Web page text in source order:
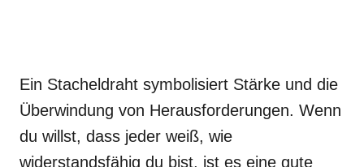
Ein Stacheldraht symbolisiert Stärke und die
Überwindung von Herausforderungen. Wenn
du willst, dass jeder weiß, wie
widerstandsfähig du bist, ist es eine gute